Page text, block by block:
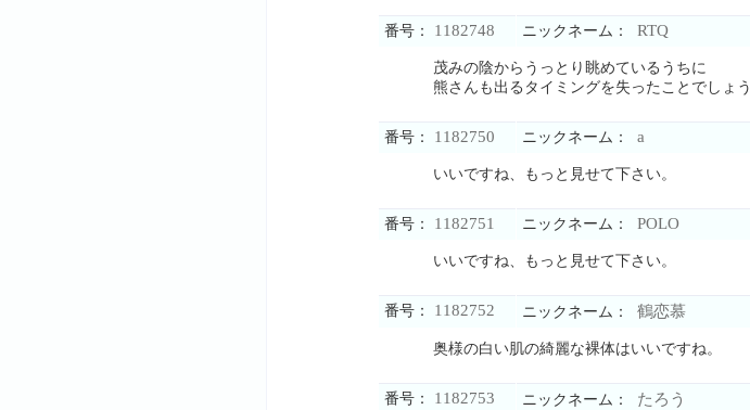
番号： 1182748 ニックネーム： RTQ
茂みの陰からうっとり眺めているうちに
熊さんも出るタイミングを失ったことでしょう
番号： 1182750 ニックネーム： a
いいですね、もっと見せて下さい。
番号： 1182751 ニックネーム： POLO
いいですね、もっと見せて下さい。
番号： 1182752 ニックネーム： 鶴恋慕
奥様の白い肌の綺麗な裸体はいいですね。
番号： 1182753 ニックネーム： たろう